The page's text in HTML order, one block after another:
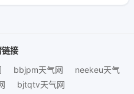
链接
bbjpm天气网
neekeu天气
bjtqtv天气网